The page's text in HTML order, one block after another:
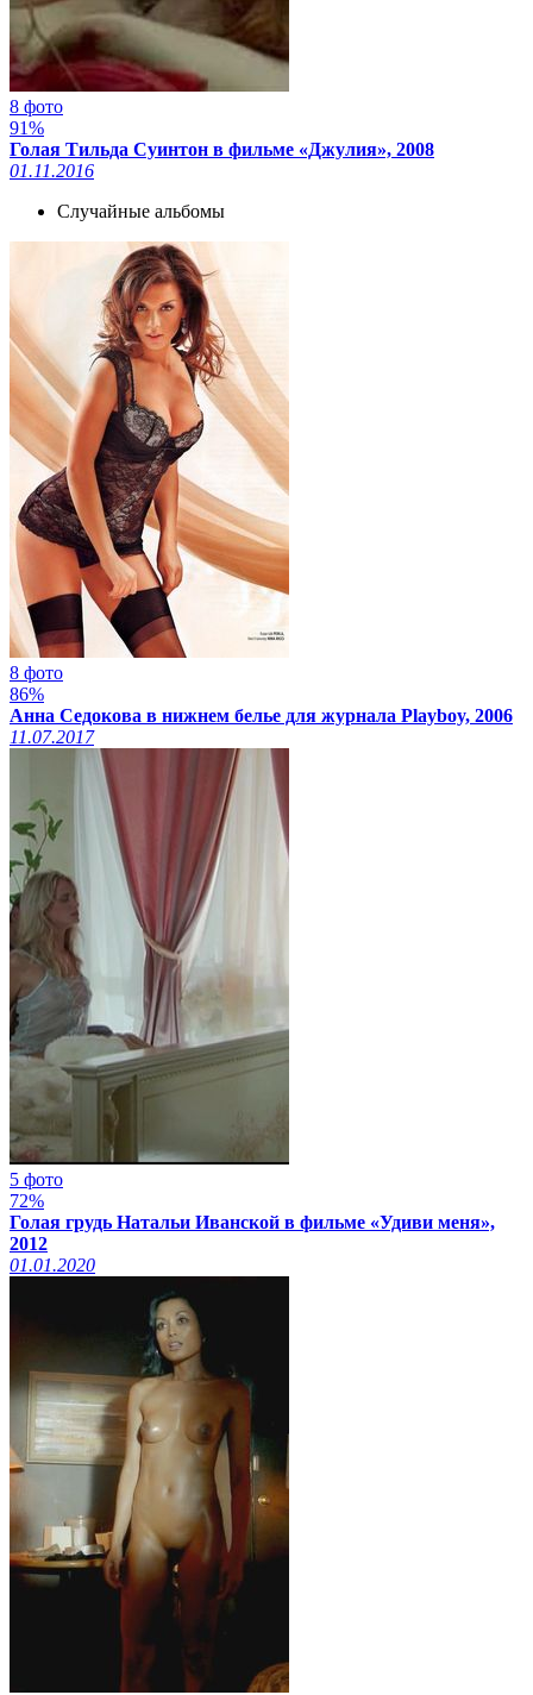
8 фото
91%
Голая Тильда Суинтон в фильме «Джулия», 2008
01.11.2016
Случайные альбомы
8 фото
86%
Анна Седокова в нижнем белье для журнала Playboy, 2006
11.07.2017
5 фото
72%
Голая грудь Натальи Иванской в фильме «Удиви меня»,
2012
01.01.2020